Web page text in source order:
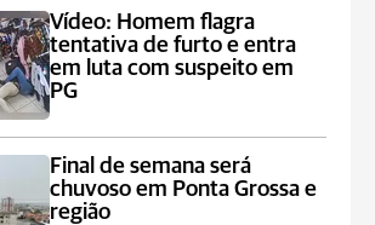
Vídeo: Homem flagra
tentativa de furto e entra
em luta com suspeito em
PG
Final de semana será
chuvoso em Ponta Grossa e
região